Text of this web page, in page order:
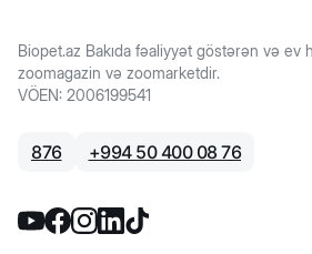
Biopet.az Bakıda fəaliyyət göstərən və ev
zoomagazin və zoomarketdir.
VÖEN: 2006199541
876 +994 50 400 08 76